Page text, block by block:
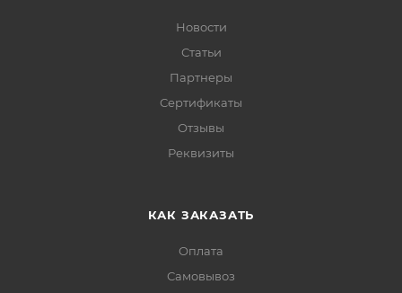
Новости
Статьи
Партнеры
Сертификаты
Отзывы
Реквизиты
КАК ЗАКАЗАТЬ
Оплата
Самовывоз